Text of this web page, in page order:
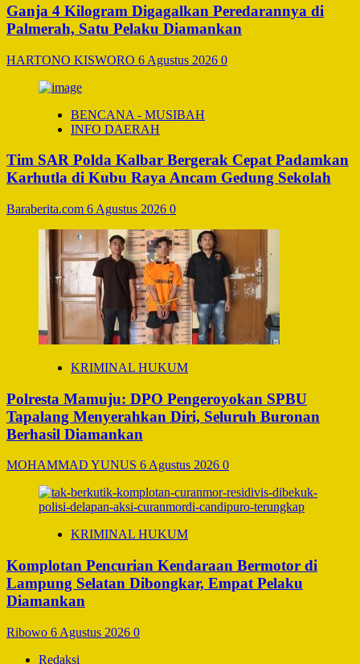
Ganja 4 Kilogram Digagalkan Peredarannya di
Palmerah, Satu Pelaku Diamankan
HARTONO KISWORO 6 Agustus 2026 0
BENCANA - MUSIBAH
INFO DAERAH
Tim SAR Polda Kalbar Bergerak Cepat Padamkan
Karhutla di Kubu Raya Ancam Gedung Sekolah
Baraberita.com 6 Agustus 2026 0
KRIMINAL HUKUM
Polresta Mamuju: DPO Pengeroyokan SPBU
Tapalang Menyerahkan Diri, Seluruh Buronan
Berhasil Diamankan
MOHAMMAD YUNUS 6 Agustus 2026 0
KRIMINAL HUKUM
Komplotan Pencurian Kendaraan Bermotor di
Lampung Selatan Dibongkar, Empat Pelaku
Diamankan
Ribowo 6 Agustus 2026 0
Redaksi